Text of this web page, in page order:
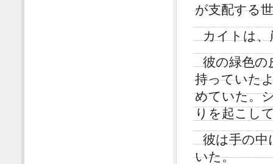
が支配する
カイトは
彼の緑色の
持っていた
めていた。
りを起こし
彼は手の中
いた。